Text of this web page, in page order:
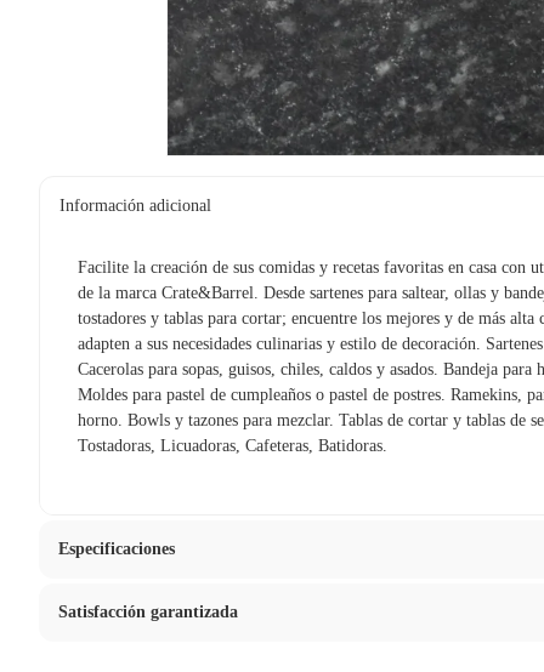
Información adicional
Facilite la creación de sus comidas y recetas favoritas en casa con
de la marca Crate&Barrel. Desde sartenes para saltear, ollas y
tostadores y tablas para cortar; encuentre los mejores y de más
adapten a sus necesidades culinarias y estilo de decoración.
Cacerolas para sopas, guisos, chiles, caldos y asados. Bandeja
Moldes para pastel de cumpleaños o pastel de postres. Ramekins,
horno. Bowls y tazones para mezclar. Tablas de cortar y tablas de
Tostadoras, Licuadoras, Cafeteras, Batidoras.
Especificaciones
Condicion del producto
Satisfacción garantizada